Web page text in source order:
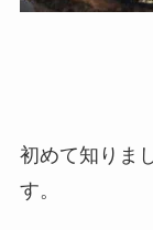
初めて知りま
す。